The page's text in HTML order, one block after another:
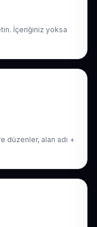
İçeriğiniz yoksa
düzenler, alan adı +